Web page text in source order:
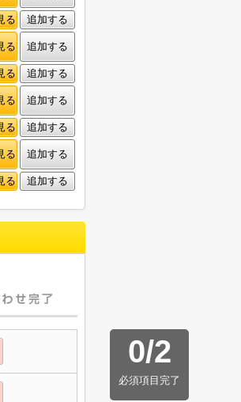
る 追加する
る 追加する
る 追加する
る 追加する
る 追加する
る 追加する
る 追加する
0/2
必須項目完了